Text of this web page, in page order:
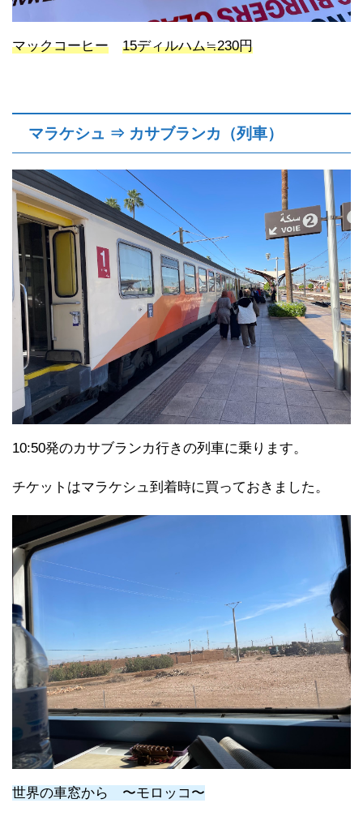
マックコーヒー 15ディルハム≒230円
マラケシュ ⇒ カサブランカ（列車）
10:50発のカサブランカ行きの列車に乗ります。
チケットはマラケシュ到着時に買っておきました。
世界の車窓から 〜モロッコ〜